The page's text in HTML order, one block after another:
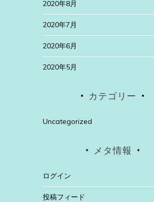
2020年8月
2020年7月
2020年6月
2020年5月
カテゴリー
Uncategorized
メタ情報
ログイン
投稿フィード